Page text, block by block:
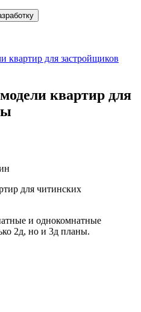
квартир для застройщиков
квартир для
для читинских
и однокомнатные
2д, но и 3д планы.